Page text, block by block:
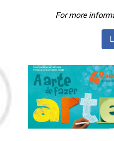
For more